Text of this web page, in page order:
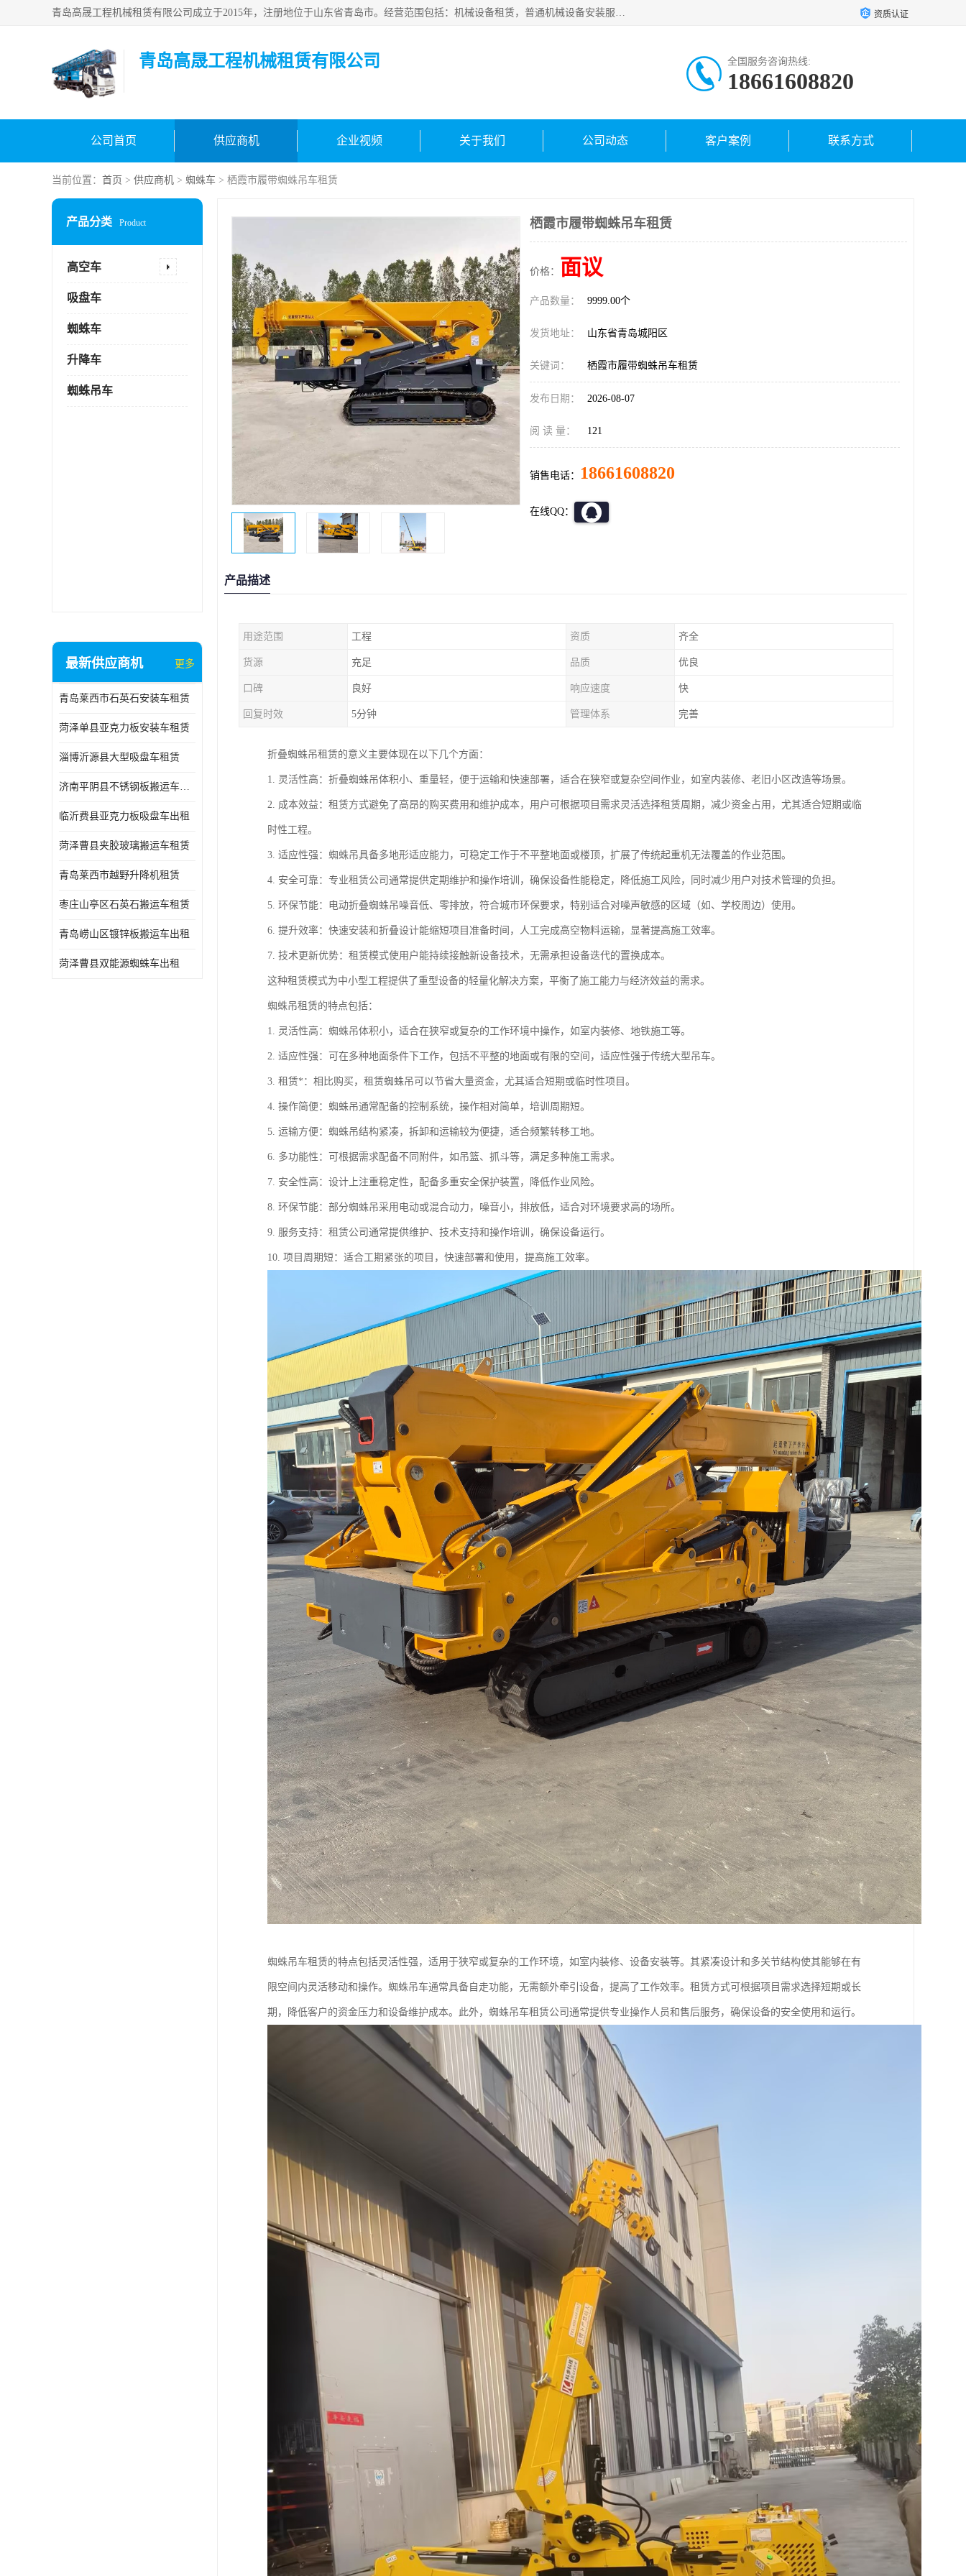
青岛高晟工程机械租赁有限公司成立于2015年，注册地位于山东省青岛市。经营范围包括：机械设备租赁，普通机械设备安装服务，电子、机械设备维护，专用设备修理，通用设备修理，机械设备销售，环境保护专用设备销售，建筑材料销售，专业保洁、清洗、消毒服务，劳动保护用品销售，信息技术咨询服务，汽车拖车、求援、清障服务，物业管理；工程管理服务，货物进出口，技术进出口，汽车销售，新能源汽车整车销售等。 资质认证
青岛高晟工程机械租赁有限公司 全国服务咨询热线:
18661608820
公司首页 供应商机 企业视频 关于我们 公司动态 客户案例 联系方式
当前位置： 首页 > 供应商机 > 蜘蛛车 > 栖霞市履带蜘蛛吊车租赁
产品分类 Product
高空车
吸盘车
蜘蛛车
升降车
蜘蛛吊车
最新供应商机 更多
青岛莱西市石英石安装车租赁
菏泽单县亚克力板安装车租赁
淄博沂源县大型吸盘车租赁
济南平阴县不锈钢板搬运车出租
临沂费县亚克力板吸盘车出租
菏泽曹县夹胶玻璃搬运车租赁
青岛莱西市越野升降机租赁
枣庄山亭区石英石搬运车租赁
青岛崂山区镀锌板搬运车出租
菏泽曹县双能源蜘蛛车出租
栖霞市履带蜘蛛吊车租赁
价格： 面议
产品数量： 9999.00个
发货地址： 山东省青岛城阳区
关键词： 栖霞市履带蜘蛛吊车租赁
发布日期： 2026-08-07
阅 读 量： 121
销售电话： 18661608820
在线QQ：
产品描述
用途范围 工程 资质 齐全
货源 充足 品质 优良
口碑 良好 响应速度 快
回复时效 5分钟 管理体系 完善
折叠蜘蛛吊租赁的意义主要体现在以下几个方面：
1. 灵活性高：折叠蜘蛛吊体积小、重量轻，便于运输和快速部署，适合在狭窄或复杂空间作业，如室内装修、老旧小区改造等场景。
2. 成本效益：租赁方式避免了高昂的购买费用和维护成本，用户可根据项目需求灵活选择租赁周期，减少资金占用，尤其适合短期或临
时性工程。
3. 适应性强：蜘蛛吊具备多地形适应能力，可稳定工作于不平整地面或楼顶，扩展了传统起重机无法覆盖的作业范围。
4. 安全可靠：专业租赁公司通常提供定期维护和操作培训，确保设备性能稳定，降低施工风险，同时减少用户对技术管理的负担。
5. 环保节能：电动折叠蜘蛛吊噪音低、零排放，符合城市环保要求，特别适合对噪声敏感的区域（如、学校周边）使用。
6. 提升效率：快速安装和折叠设计能缩短项目准备时间，人工完成高空物料运输，显著提高施工效率。
7. 技术更新优势：租赁模式使用户能持续接触新设备技术，无需承担设备迭代的置换成本。
这种租赁模式为中小型工程提供了重型设备的轻量化解决方案，平衡了施工能力与经济效益的需求。
蜘蛛吊租赁的特点包括：
1. 灵活性高：蜘蛛吊体积小，适合在狭窄或复杂的工作环境中操作，如室内装修、地铁施工等。
2. 适应性强：可在多种地面条件下工作，包括不平整的地面或有限的空间，适应性强于传统大型吊车。
3. 租赁*：相比购买，租赁蜘蛛吊可以节省大量资金，尤其适合短期或临时性项目。
4. 操作简便：蜘蛛吊通常配备的控制系统，操作相对简单，培训周期短。
5. 运输方便：蜘蛛吊结构紧凑，拆卸和运输较为便捷，适合频繁转移工地。
6. 多功能性：可根据需求配备不同附件，如吊篮、抓斗等，满足多种施工需求。
7. 安全性高：设计上注重稳定性，配备多重安全保护装置，降低作业风险。
8. 环保节能：部分蜘蛛吊采用电动或混合动力，噪音小，排放低，适合对环境要求高的场所。
9. 服务支持：租赁公司通常提供维护、技术支持和操作培训，确保设备运行。
10. 项目周期短：适合工期紧张的项目，快速部署和使用，提高施工效率。
蜘蛛吊车租赁的特点包括灵活性强，适用于狭窄或复杂的工作环境，如室内装修、设备安装等。其紧凑设计和多关节结构使其能够在有
限空间内灵活移动和操作。蜘蛛吊车通常具备自走功能，无需额外牵引设备，提高了工作效率。租赁方式可根据项目需求选择短期或长
期，降低客户的资金压力和设备维护成本。此外，蜘蛛吊车租赁公司通常提供专业操作人员和售后服务，确保设备的安全使用和运行。